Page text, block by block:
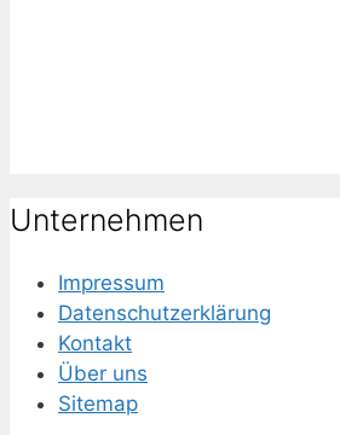
Unternehmen
Impressum
Datenschutzerklärung
Kontakt
Über uns
Sitemap